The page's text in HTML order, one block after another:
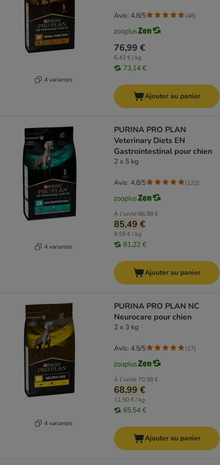
4 variantes
76,99 €
6,42 € / kg
73,14 €
Avis: 4.8/5 (48)
Ajouter au panier
4 variantes
PURINA PRO PLAN
Veterinary Diets EN
Gastrointestinal pour chien
2 x 5 kg
À l'unité86,98 €
85,49 €
8,55 € / kg
81,22 €
Avis: 4.8/5 (122)
Ajouter au panier
4 variantes
PURINA PRO PLAN NC
Neurocare pour chien
2 x 3 kg
À l'unité 70,98 €
68,99 €
11,50 € / kg
65,54 €
Avis: 4.5/5 (27)
Ajouter au panier